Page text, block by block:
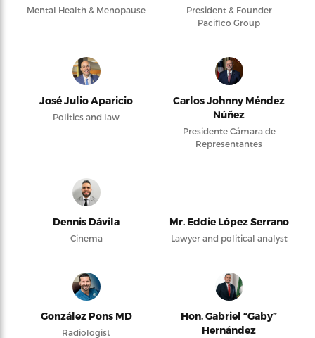
Mental Health & Menopause
President & Founder
Pacifico Group
José Julio Aparicio
Politics and law
Carlos Johnny Méndez
Núñez
Presidente Cámara de
Representantes
Dennis Dávila
Cinema
Mr. Eddie López Serrano
Lawyer and political analyst
González Pons MD
Radiologist
Hon. Gabriel “Gaby”
Hernández